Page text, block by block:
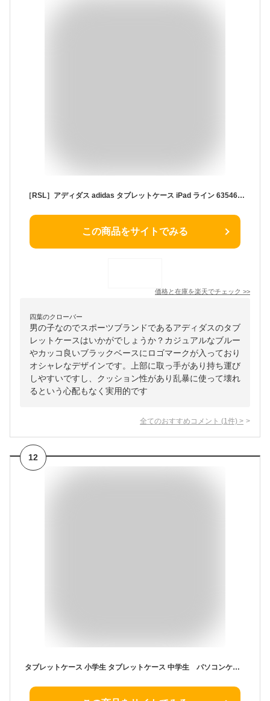
［RSL］アディダス adidas タブレットケース iPad ライン 63546/月間優良ショップ 通園 通学 塾 キッズ 男の子 ブランド 人気［別倉庫発送商品］
この商品をサイトでみる
価格と在庫を楽天でチェック >>
四葉のクローバー
男の子なのでスポーツブランドであるアディダスのタブ
レットケースはいかがでしょうか？カジュアルなブルー
やカッコ良いブラックベースにロゴマークが入っており
オシャレなデザインです。上部に取っ手があり持ち運び
しやすいですし、クッション性があり乱暴に使って壊れ
るという心配もなく実用的です
全てのおすすめコメント (1 件) >
12
タブレットケース 小学生 タブレットケース 中学生 パソコンケース 小学生 中学生 PCケース 子供 PCバッグ タブレットバッグ ／ ランドセルに入る キッズ PCタブレットケース ／kukka ja puu クッカヤプー【ネコポス対応】